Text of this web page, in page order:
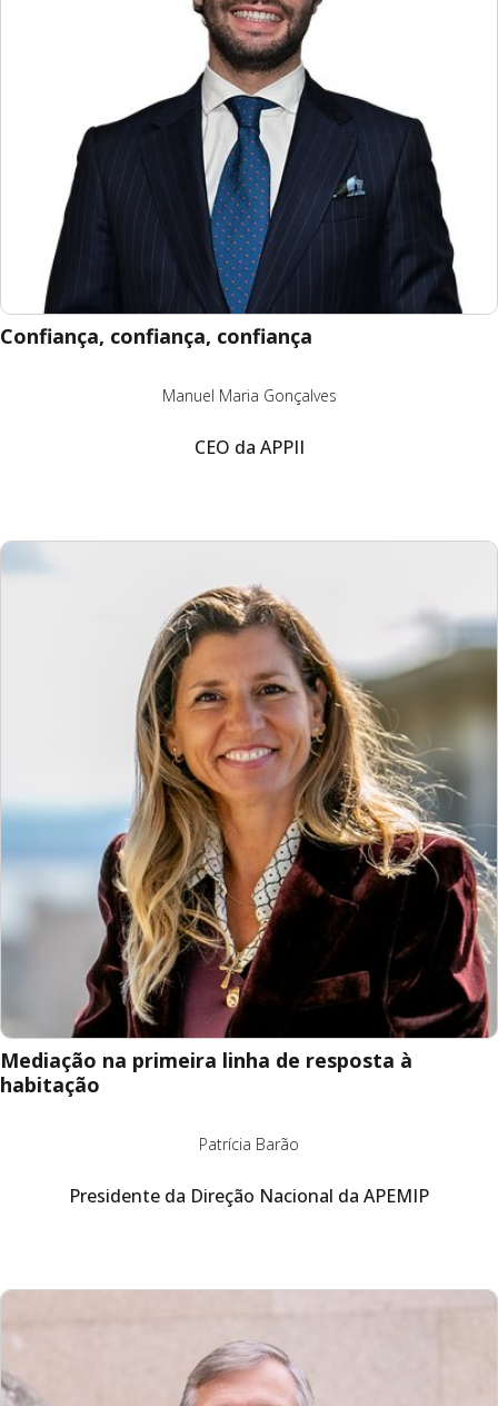
Confiança, confiança, confiança
Manuel Maria Gonçalves
CEO da APPII
Mediação na primeira linha de resposta à
habitação
Patrícia Barão
Presidente da Direção Nacional da APEMIP